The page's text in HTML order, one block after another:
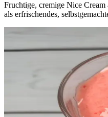
Fruchtige, cremige Nice
als erfrischendes,